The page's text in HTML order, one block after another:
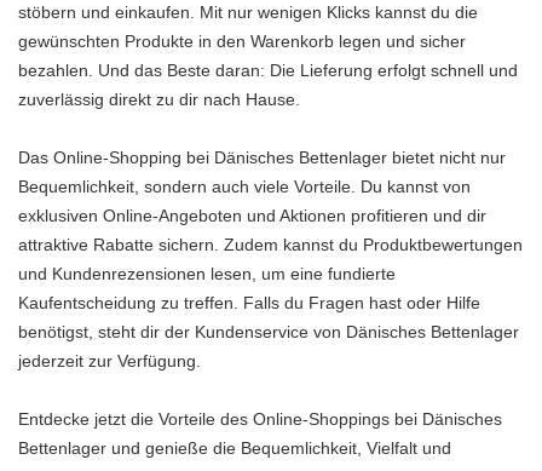
stöbern und einkaufen. Mit nur wenigen Klicks kannst du die
gewünschten Produkte in den Warenkorb legen und sicher
bezahlen. Und das Beste daran: Die Lieferung erfolgt schnell und
zuverlässig direkt zu dir nach Hause.
Das Online-Shopping bei Dänisches Bettenlager bietet nicht nur
Bequemlichkeit, sondern auch viele Vorteile. Du kannst von
exklusiven Online-Angeboten und Aktionen profitieren und dir
attraktive Rabatte sichern. Zudem kannst du Produktbewertungen
und Kundenrezensionen lesen, um eine fundierte
Kaufentscheidung zu treffen. Falls du Fragen hast oder Hilfe
benötigst, steht dir der Kundenservice von Dänisches Bettenlager
jederzeit zur Verfügung.
Entdecke jetzt die Vorteile des Online-Shoppings bei Dänisches
Bettenlager und genieße die Bequemlichkeit, Vielfalt und